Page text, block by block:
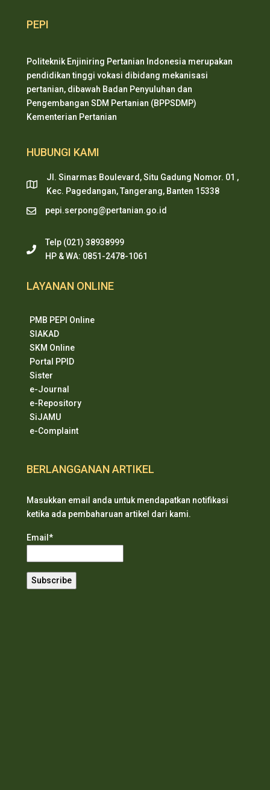
PEPI
Politeknik Enjiniring Pertanian Indonesia merupakan
pendidikan tinggi vokasi dibidang mekanisasi
pertanian, dibawah Badan Penyuluhan dan
Pengembangan SDM Pertanian (BPPSDMP)
Kementerian Pertanian
HUBUNGI KAMI
Jl. Sinarmas Boulevard, Situ Gadung Nomor. 01 ,
Kec. Pagedangan, Tangerang, Banten 15338
pepi.serpong@pertanian.go.id
Telp (021) 38938999
HP & WA: 0851-2478-1061
LAYANAN ONLINE
PMB PEPI Online
SIAKAD
SKM Online
Portal PPID
Sister
e-Journal
e-Repository
SiJAMU
e-Complaint
BERLANGGANAN ARTIKEL
Masukkan email anda untuk mendapatkan notifikasi
ketika ada pembaharuan artikel dari kami.
Email*